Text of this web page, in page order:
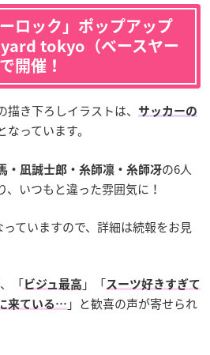
ロック」ポップアップ
tokyo（ベースヤー
開催！
き下ろしイラストは、
サッカーの
なっています。
・凪誠士郎・糸師凛・糸師冴の6人
いつもと違った雰囲気に！
ていますので、詳細は続報をお見
「 ビジュ最高 」「スーツ好きすぎて
来ている… 」と歓喜の声が寄せられ